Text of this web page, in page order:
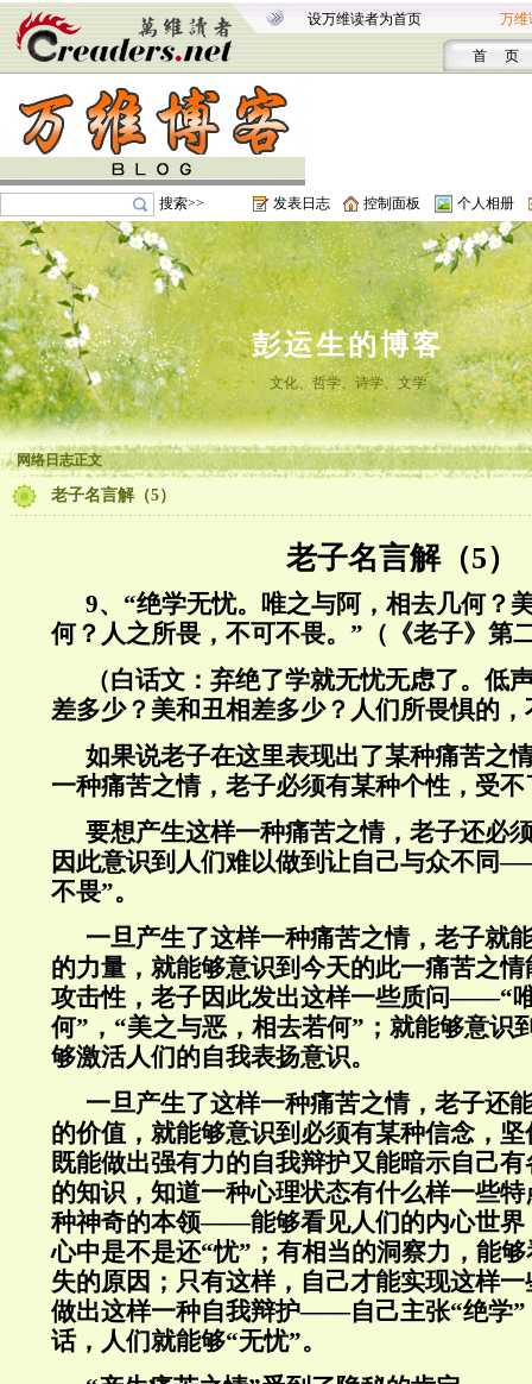
设万维读者为首页 万维
首 页
搜索>> 发表日志 控制面板 个人相册
彭运生的博客
文化、哲学、诗学、文学
网络日志正文
老子名言解（5）
老子名言解（5）
9、“绝学无忧。唯之与阿，相去几何？
何？人之所畏，不可不畏。”（《老子》第
（白话文：弃绝了学就无忧无虑了。低
差多少？美和丑相差多少？人们所畏惧的
如果说老子在这里表现出了某种痛苦之
一种痛苦之情，老子必须有某种个性，受
要想产生这样一种痛苦之情，老子还必
因此意识到人们难以做到让自己与众不同
不畏”。
一旦产生了这样一种痛苦之情，老子就
的力量，就能够意识到今天的此一痛苦之
攻击性，老子因此发出这样一些质问——“
何”，“美之与恶，相去若何”；就能够意识
够激活人们的自我表扬意识。
一旦产生了这样一种痛苦之情，老子还
的价值，就能够意识到必须有某种信念，
既能做出强有力的自我辩护又能暗示自己
的知识，知道一种心理状态有什么样一些
种神奇的本领——能够看见人们的内心世界
心中是不是还“忧”；有相当的洞察力，能
失的原因；只有这样，自己才能实现这样
做出这样一种自我辩护——自己主张“绝学”
话，人们就能够“无忧”。